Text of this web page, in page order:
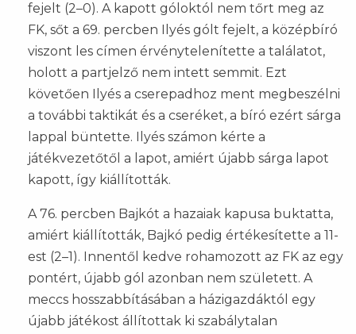
fejelt (2–0). A kapott góloktól nem tőrt meg az
FK, sőt a 69. percben Ilyés gólt fejelt, a középbíró
viszont les címen érvénytelenítette a találatot,
holott a partjelző nem intett semmit. Ezt
követően Ilyés a cserepadhoz ment megbeszélni
a további taktikát és a cseréket, a bíró ezért sárga
lappal büntette. Ilyés számon kérte a
játékvezetőtől a lapot, amiért újabb sárga lapot
kapott, így kiállították.
A 76. percben Bajkót a hazaiak kapusa buktatta,
amiért kiállították, Bajkó pedig értékesítette a 11-
est (2–1). Innentől kedve rohamozott az FK az egy
pontért, újabb gól azonban nem született. A
meccs hosszabbításában a házigazdáktól egy
újabb játékost állítottak ki szabálytalan